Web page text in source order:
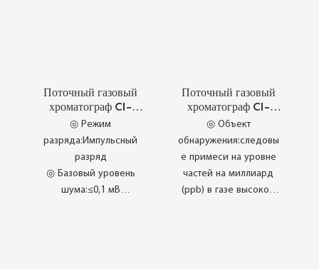
Поточный газовый
хроматограф CI-
PC9300 времени
◎ Режим
разряда:Импульсный
разряд
◎ Базовый уровень
шума:≤0,1 мВ
Поточный газовый
хроматограф CI-
PC9260
◎ Объект
обнаружения:следовы
е примеси на уровне
частей на миллиард
(ppb) в газе высокой